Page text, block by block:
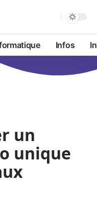
Infos
un
unique